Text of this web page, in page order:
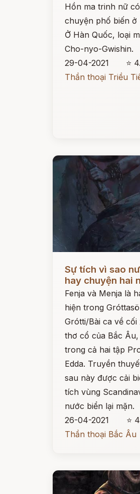
Hồn ma trinh nữ
chuyện phố biến ở
Ở Hàn Quốc, loại
Cho-nyo-Gwishin.
29-04-2021
⭐
Thần thoại Triều
Sự tích vì sao
hay chuyện hai
Fenja và Menja là
hiện trong
Grótti/Bài ca về
thơ cổ của Bắc
trong cả hai tập
Edda. Truyền
sau này được cải
tích vùng
nước biển lại mặn.
26-04-2021
⭐
Thần thoại Bắc Âu